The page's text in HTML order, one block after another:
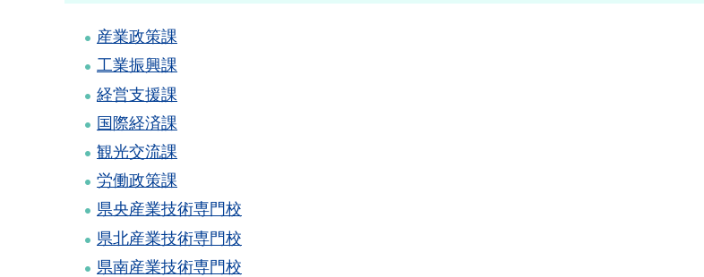
産業政策課
工業振興課
経営支援課
国際経済課
観光交流課
労働政策課
県央産業技術専門校
県北産業技術専門校
県南産業技術専門校